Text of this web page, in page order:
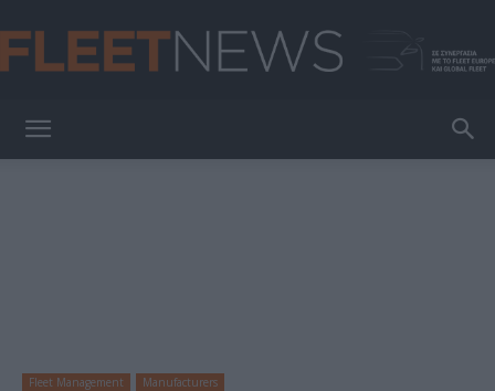
Fleet Management Manufacturers